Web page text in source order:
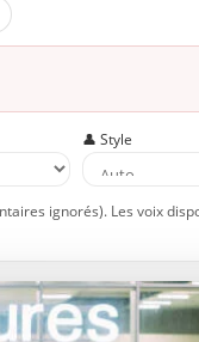
👤 Style
ignorés). Les voix